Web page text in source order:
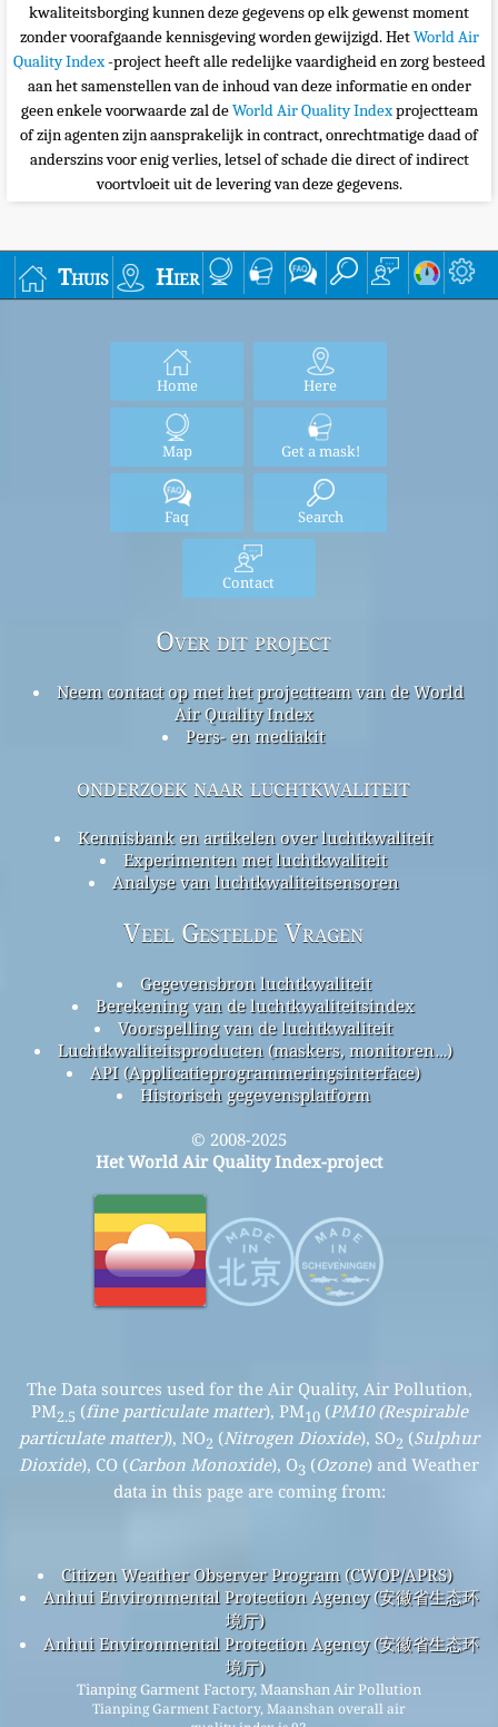
kwaliteitsborging kunnen deze gegevens op elk gewenst moment
zonder voorafgaande kennisgeving worden gewijzigd. HetWorld Air
Quality Index-project heeft alle redelijke vaardigheid en zorg besteed
aan het samenstellen van de inhoud van deze informatie en onder
geen enkele voorwaarde zal deWorld Air Quality Indexprojectteam
of zijn agenten zijn aansprakelijk in contract, onrechtmatige daad of
anderszins voor enig verlies, letsel of schade die direct of indirect
voortvloeit uit de levering van deze gegevens.
Thuis Hier
Home Here
Map Get a mask!
Faq Search
Contact
Over dit project
Neem contact op met het projectteam van de World
Air Quality Index
Pers- en mediakit
onderzoek naar luchtkwaliteit
Kennisbank en artikelen over luchtkwaliteit
Experimenten met luchtkwaliteit
Analyse van luchtkwaliteitsensoren
Veel Gestelde Vragen
Gegevensbron luchtkwaliteit
Berekening van de luchtkwaliteitsindex
Voorspelling van de luchtkwaliteit
Luchtkwaliteitsproducten (maskers, monitoren…)
API (Applicatieprogrammeringsinterface)
Historisch gegevensplatform
© 2008-2025
Het World Air Quality Index-project
The Data sources used for the Air Quality, Air Pollution,
PM2.5 (fine particulate matter), PM10(PM10 (Respirable
particulate matter)), NO2 (Nitrogen Dioxide), SO2 (Sulphur
Dioxide), CO (Carbon Monoxide), O3 (Ozone) and Weather
data in this page are coming from:
Citizen Weather Observer Program (CWOP/APRS)
Anhui Environmental Protection Agency (安徽省生态环
境厅)
Anhui Environmental Protection Agency (安徽省生态环
境厅)
Tianping Garment Factory, Maanshan Air Pollution
Tianping Garment Factory, Maanshan overall air